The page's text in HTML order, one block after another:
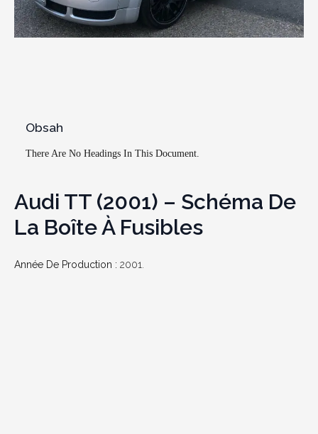
Obsah
There Are No Headings In This Document.
Audi TT (2001) – Schéma De
La Boîte À Fusibles
Année De Production : 2001.